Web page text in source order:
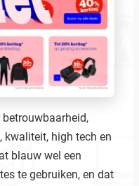
kwaliteit, high tech en
blauw wel een
te gebruiken, en dat